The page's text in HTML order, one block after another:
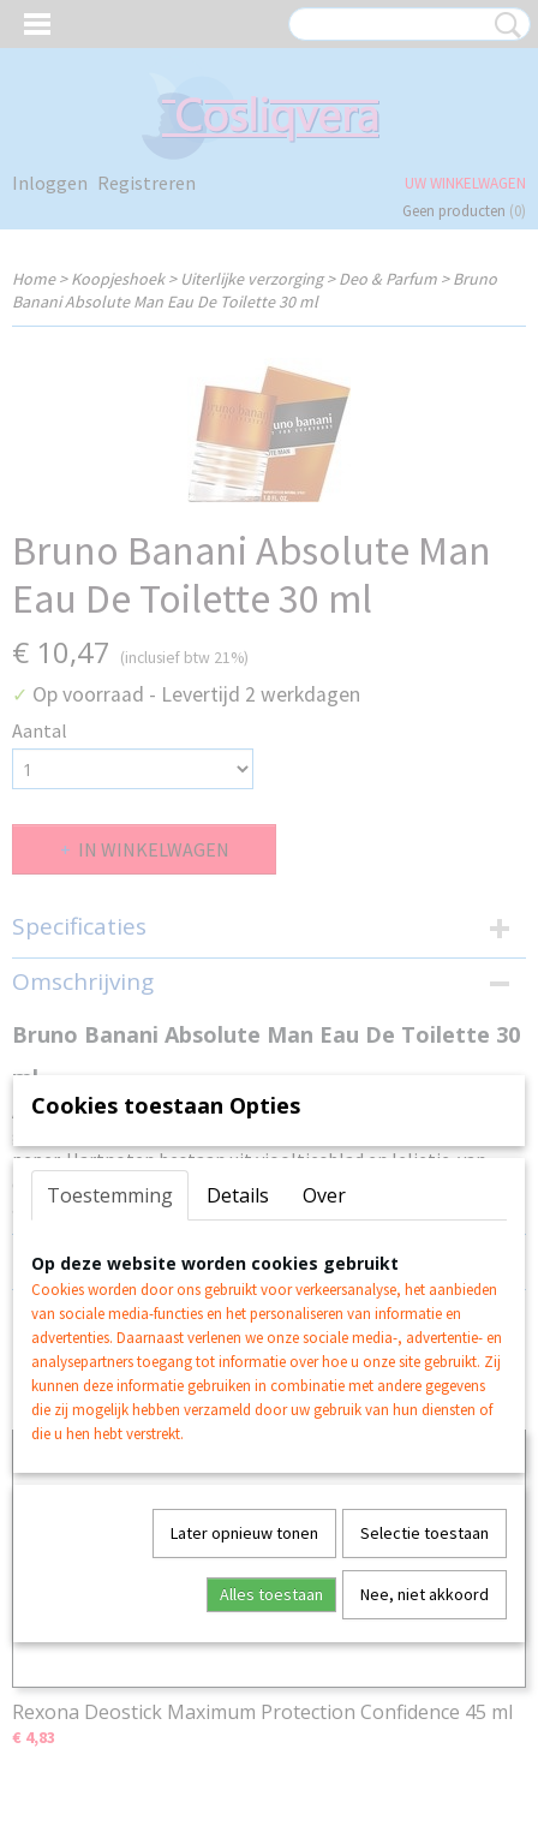
Inloggen Registreren
UW WINKELWAGEN
Geen producten (0)
Home>Koopjeshoek> Uiterlijke verzorging>Deo & Parfum >Bruno
Banani Absolute Man Eau De Toilette 30 ml
Bruno Banani Absolute Man
Eau De Toilette 30 ml
€ 10,47 (inclusief btw 21%)
✓ Op voorraad - Levertijd 2 werkdagen
Aantal
IN WINKELWAGEN
Specificaties
EAN code
737052769080
Productcode leverancier
DAB-2-69080
Omschrijving
Bruno Banani Absolute Man Eau De Toilette 30
ml
Absolute Man van Bruno Banani is een aromatisch kruidige
peper. Hartnoten bestaan uit viooltjesblad en lelietje-van-
dalen. Tot slot vindt u in de basisnoten tonkaboon, vanille,
amber en houtnoten.
Reacties
Ook interessant
Rexona Deostick Maximum Protection Confidence 45 ml
€ 4,83
Cookies toestaan Opties
Toestemming Details Over
Op deze website worden cookies gebruikt
Cookies worden door ons gebruikt voor verkeersanalyse, het aanbieden
van sociale media-functies en het personaliseren van informatie en
advertenties. Daarnaast verlenen we onze sociale media-, advertentie- en
analysepartners toegang tot informatie over hoe u onze site gebruikt. Zij
kunnen deze informatie gebruiken in combinatie met andere gegevens
die zij mogelijk hebben verzameld door uw gebruik van hun diensten of
die u hen hebt verstrekt.
Later opnieuw tonen Selectie toestaan
Alles toestaan Nee, niet akkoord